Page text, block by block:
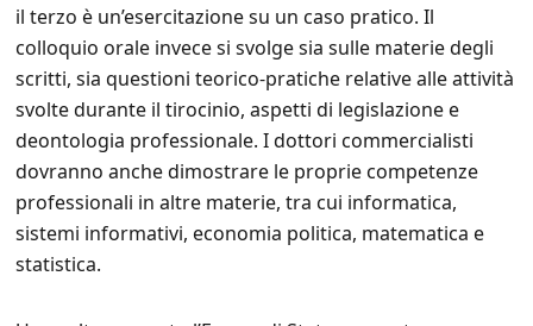
il terzo è un’esercitazione su un caso pratico. Il
colloquio orale invece si svolge sia sulle materie degli
scritti, sia questioni teorico-pratiche relative alle attività
svolte durante il tirocinio, aspetti di legislazione e
deontologia professionale. I dottori commercialisti
dovranno anche dimostrare le proprie competenze
professionali in altre materie, tra cui informatica,
sistemi informativi, economia politica, matematica e
statistica.